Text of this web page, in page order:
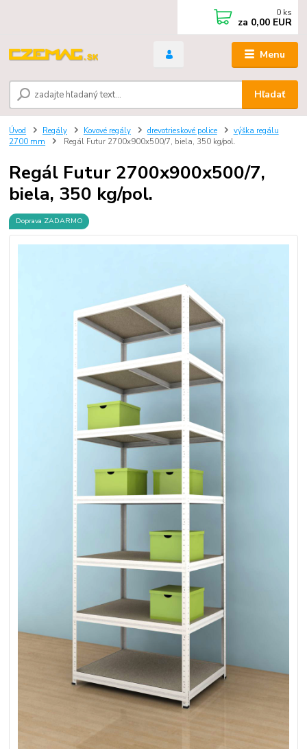
Menu
Hľadať
0 ks
za 0,00 EUR
Úvod Regály Kovové regály drevotrieskové police
výška regálu
2700 mm
Regál Futur 2700x900x500/7, biela, 350 kg/pol.
Regál Futur 2700x900x500/7,
biela, 350 kg/pol.
Doprava ZADARMO